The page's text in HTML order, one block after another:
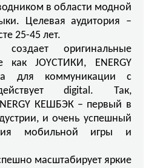
в области модной
Целевая аудитория –
25-45 лет.
создает оригинальные
JOYСТИКИ, ENERGY
а для коммуникации с
digital. Так,
КЕШБЭК – первый в
и очень успешный
мобильной игры и
масштабирует яркие